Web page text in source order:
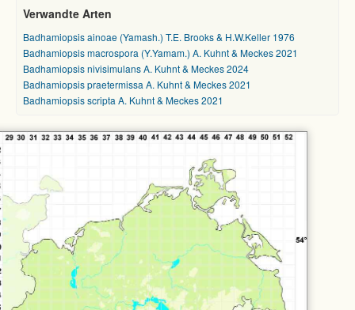
Verwandte Arten
Badhamiopsis ainoae (Yamash.) T.E. Brooks & H.W.Keller 1976
Badhamiopsis macrospora (Y.Yamam.) A. Kuhnt & Meckes 2021
Badhamiopsis nivisimulans A. Kuhnt & Meckes 2024
Badhamiopsis praetermissa A. Kuhnt & Meckes 2021
Badhamiopsis scripta A. Kuhnt & Meckes 2021